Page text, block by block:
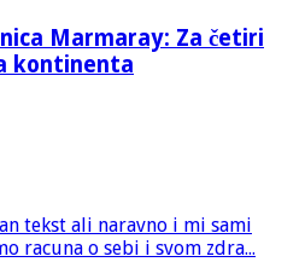
Marmaray: Za četiri
kontinenta
tekst ali naravno i mi sami
racuna o sebi i svom zdra...